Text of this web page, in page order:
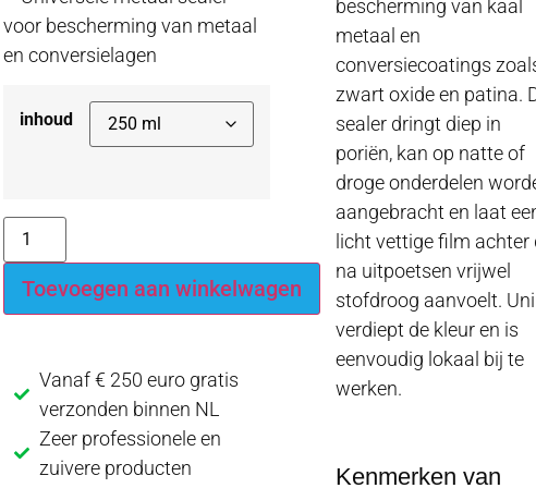
voor bescherming van metaal
en conversielagen
inhoud
Toevoegen aan winkelwagen
Vanaf € 250 euro gratis
verzonden binnen NL
Zeer professionele en
zuivere producten
bescherming van kaal
metaal en
conversiecoatings
zwart oxide en patina.
sealer dringt diep in
poriën, kan op natte of
droge onderdelen
aangebracht en laat
licht vettige film achter
na uitpoetsen vrijwel
stofdroog aanvoelt. Uni
verdiept de kleur en is
eenvoudig lokaal bij te
werken.
Kenmerken van